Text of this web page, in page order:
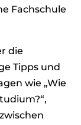
Fachschule
die
Tipps und
wie „Wie